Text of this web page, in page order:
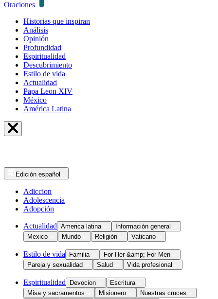
Oraciones
Historias que inspiran
Análisis
Opinión
Profundidad
Espiritualidad
Descubrimiento
Estilo de vida
Actualidad
Papa Leon XIV
México
América Latina
Edición español
Adiccion
Adolescencia
Adopción
Actualidad America latina
Información general
Mexico
Mundo Religión Vaticano
Estilo de vida Familia
For Her &amp; For Men
Pareja y sexualidad
Salud Vida profesional
Espiritualidad Devocion
Escritura
Misa y sacramentos
Misionero
Nuestras cruces